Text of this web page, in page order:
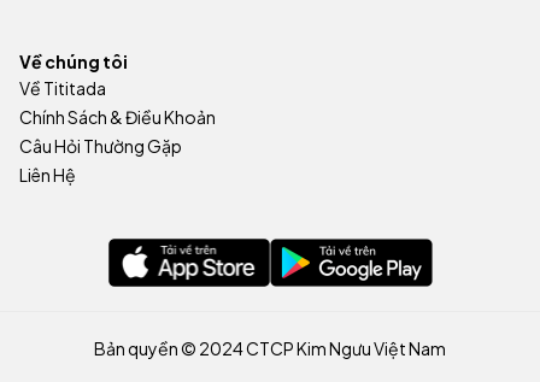
Về chúng tôi
Về Tititada
Chính Sách & Điều Khoản
Câu Hỏi Thường Gặp
Liên Hệ
Bản quyền © 2024 CTCP Kim Ngưu Việt Nam